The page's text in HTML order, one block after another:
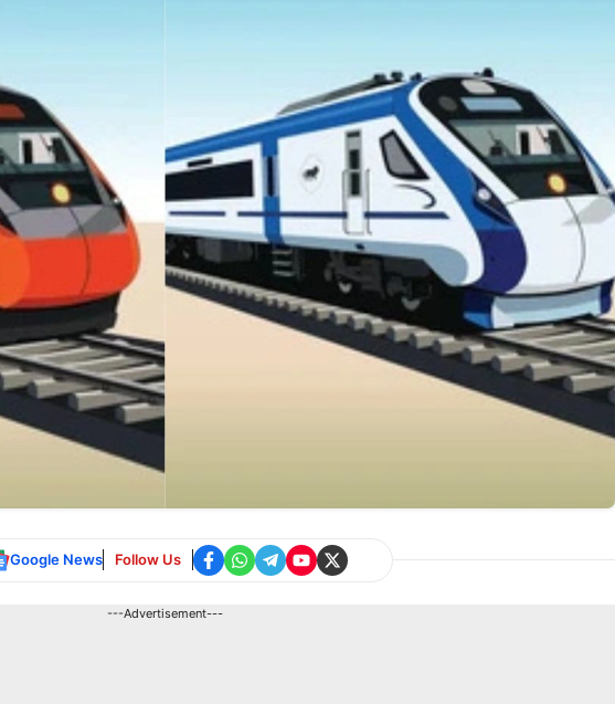
Google News Follow Us
---Advertisement---